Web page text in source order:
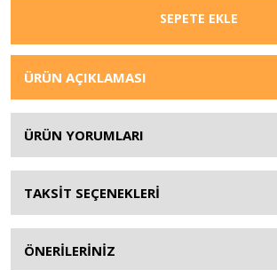
SEPETE EKLE
ÜRÜN AÇIKLAMASI
ÜRÜN YORUMLARI
TAKSİT SEÇENEKLERİ
ÖNERİLERİNİZ